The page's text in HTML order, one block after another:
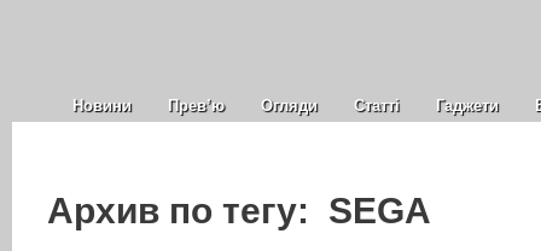
Новини Прев’ю Огляди Статті Гаджети
Архив по тегу: SEGA